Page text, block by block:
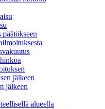
jälkeen
jälkeen
alueella